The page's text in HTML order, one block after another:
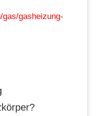
gasheizung-